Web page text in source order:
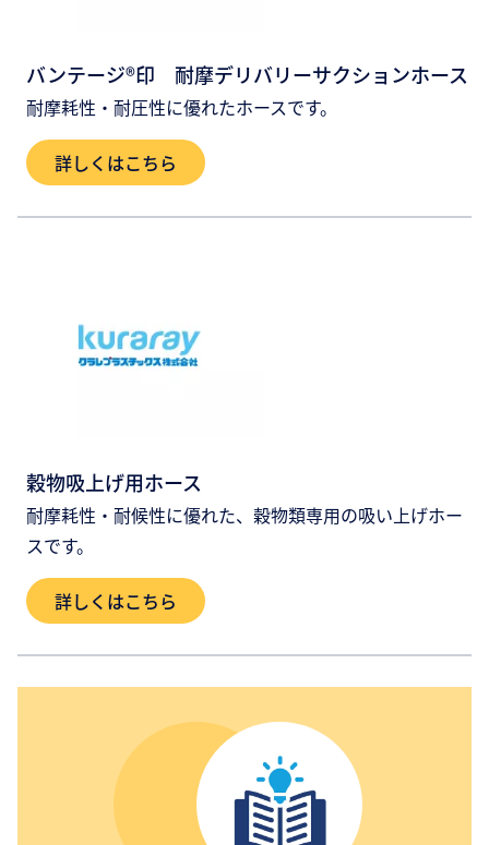
バンテージ®印 耐摩デリバリーサクションホース
耐摩耗性・耐圧性に優れたホースです。
詳しくはこちら
穀物吸上げ用ホース
耐摩耗性・耐候性に優れた、穀物類専用の吸い上げホー
スです。
詳しくはこちら